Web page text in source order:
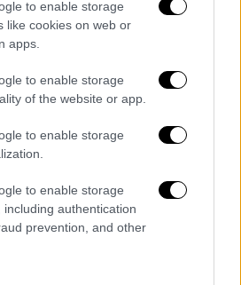
to enable storage
like cookies on web or
apps.
to enable storage
of the website or app.
to enable storage
to enable storage
including authentication
prevention, and other
14:03
ειδήσεων